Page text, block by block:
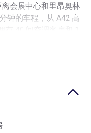
会展中心和里昂奥林
钟的车程，从 A42 高
大公园仅 5 分钟路
以低价享受舒适体